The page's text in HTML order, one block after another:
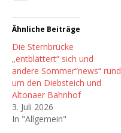
Ähnliche Beiträge
Die Sternbrücke
„entblättert“ sich und
andere Sommer“news“ rund
um den Diebsteich und
Altonaer Bahnhof
3. Juli 2026
In "Allgemein"